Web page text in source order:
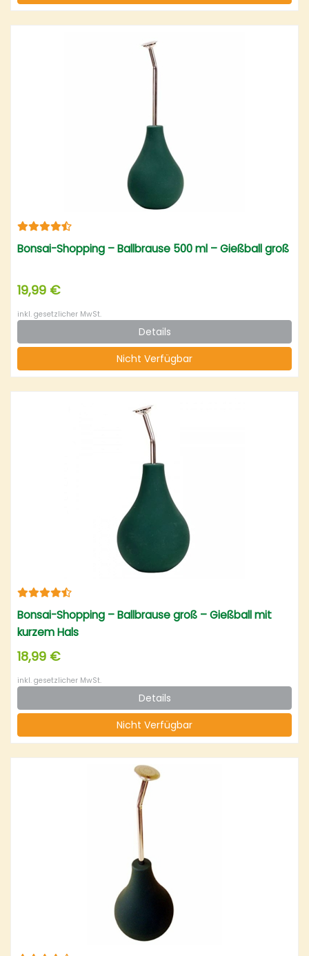
Bonsai-Shopping – Ballbrause 500 ml – Gießball groß
19,99 €
inkl. gesetzlicher MwSt.
Details
Nicht Verfügbar
Bonsai-Shopping – Ballbrause groß – Gießball mit
kurzem Hals
18,99 €
inkl. gesetzlicher MwSt.
Details
Nicht Verfügbar